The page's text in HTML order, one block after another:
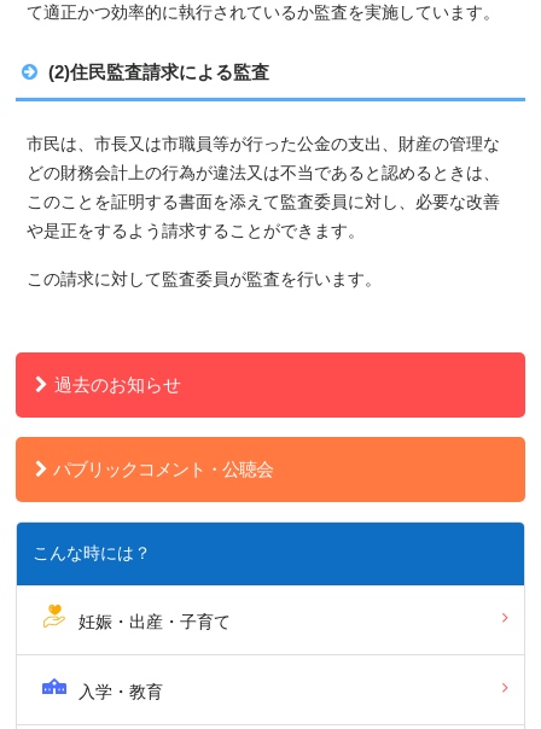
て適正かつ効率的に執行されているか監査を実施しています。
(2)住民監査請求による監査
市民は、市長又は市職員等が行った公金の支出、財産の管理な
どの財務会計上の行為が違法又は不当であると認めるときは、
このことを証明する書面を添えて監査委員に対し、必要な改善
や是正をするよう請求することができます。
この請求に対して監査委員が監査を行います。
過去のお知らせ
パブリックコメント・公聴会
こんな時には？
妊娠・出産・子育て
入学・教育